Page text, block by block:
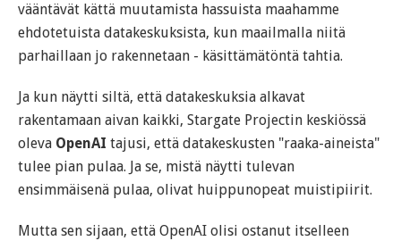
vääntävät kättä muutamista hassuista maahamme
ehdotetuista datakeskuksista, kun maailmalla niitä
parhaillaan jo rakennetaan - käsittämätöntä tahtia.
Ja kun näytti siltä, että datakeskuksia alkavat
rakentamaan aivan kaikki, Stargate Projectin keskiössä
oleva OpenAI tajusi, että datakeskusten "raaka-aineista"
tulee pian pulaa. Ja se, mistä näytti tulevan
ensimmäisenä pulaa, olivat huippunopeat muistipiirit.
Mutta sen sijaan, että OpenAI olisi ostanut itselleen